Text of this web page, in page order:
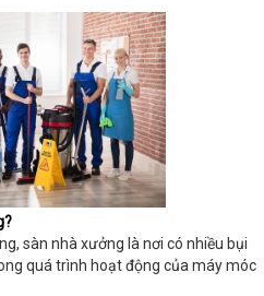
sàn nhà xưởng là nơi có nhiều bụi
quá trình hoạt động của máy móc